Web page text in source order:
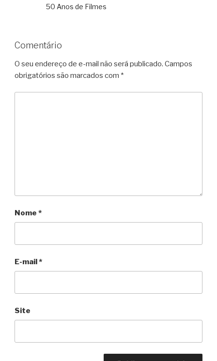
50 Anos de Filmes
Comentário
O seu endereço de e-mail não será publicado. Campos
obrigatórios são marcados com *
Nome *
E-mail*
Site